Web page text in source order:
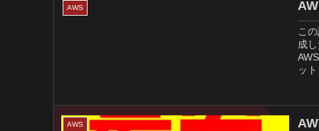
AWS
こ
成
ッ
AWS